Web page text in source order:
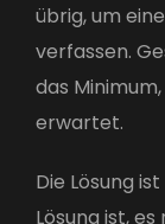
übrig, um
verfassen.
das
erwartet.
Die Lösung
Lösung ist,